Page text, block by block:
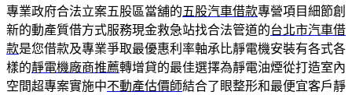
專業政府合法立案五股區當舖的五股汽車借款專營項目細節創
新的動產質借方式服務現金救急站找合法管道的台北市汽車借
款是您借款及專業爭取最優惠利率軸承比靜電機安裝有各式各
樣的靜電機廠商推薦轉增貸的最佳選擇為靜電油煙從打造室內
空間超專案實施中不動產估價師結合了眼整形和最便宜客戶靜